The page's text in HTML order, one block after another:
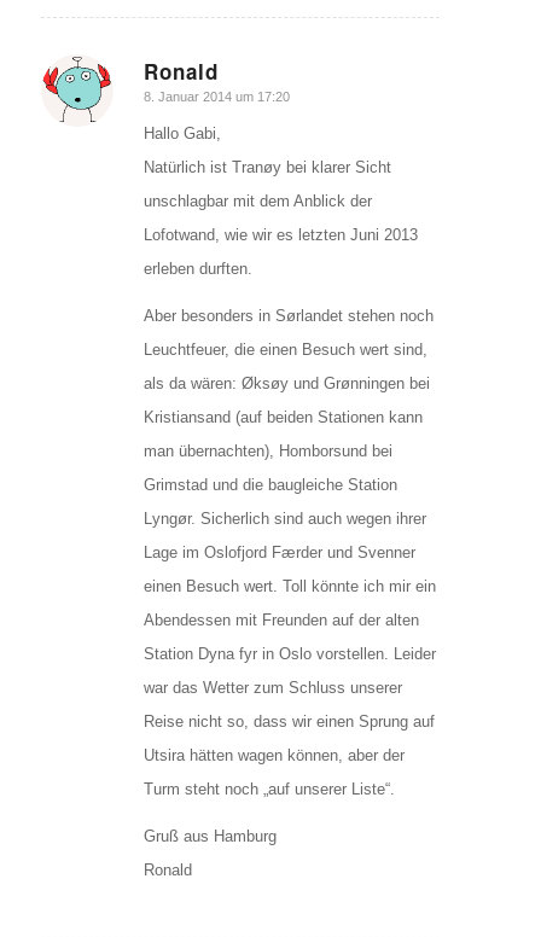
Ronald
sagte:
8. Januar 2014 um 17:20
Hallo Gabi,
Natürlich ist Tranøy bei klarer Sicht
unschlagbar mit dem Anblick der
Lofotwand, wie wir es letzten Juni 2013
erleben durften.
Aber besonders in Sørlandet stehen noch
Leuchtfeuer, die einen Besuch wert sind,
als da wären: Øksøy und Grønningen bei
Kristiansand (auf beiden Stationen kann
man übernachten), Homborsund bei
Grimstad und die baugleiche Station
Lyngør. Sicherlich sind auch wegen ihrer
Lage im Oslofjord Færder und Svenner
einen Besuch wert. Toll könnte ich mir ein
Abendessen mit Freunden auf der alten
Station Dyna fyr in Oslo vorstellen. Leider
war das Wetter zum Schluss unserer
Reise nicht so, dass wir einen Sprung auf
Utsira hätten wagen können, aber der
Turm steht noch „auf unserer Liste“.
Gruß aus Hamburg
Ronald